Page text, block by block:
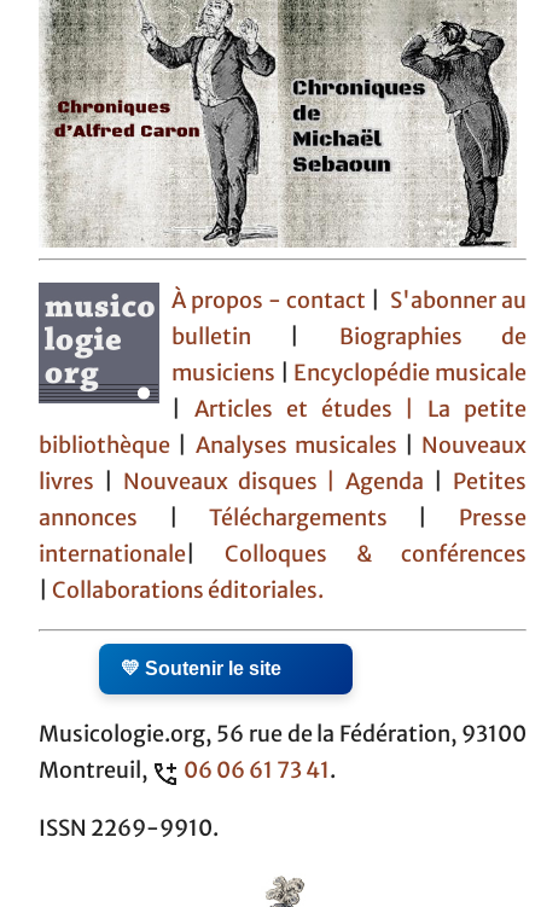
À propos - contact
S'abonner au
bulletin
Biographies de
musiciens
Encyclopédie musicale
|Articles et études | La petite
bibliothèque
Analyses musicales
Nouveaux
livres
Nouveaux disques |Agenda
Petites
annonces
Téléchargements
Presse
internationale
Colloques & conférences
Collaborations éditoriales.
💛 Soutenir le site
Musicologie.org, 56 rue de la Fédération, 93100
Montreuil,
06 06 61 73 41.
ISSN 2269-9910.